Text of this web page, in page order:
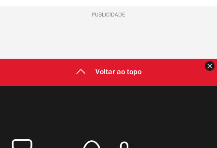
PUBLICIDADE
Voltar ao topo